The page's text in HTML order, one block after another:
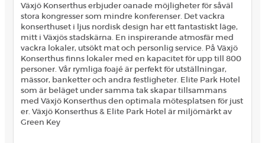
Växjö Konserthus erbjuder oanade möjligheter för såväl
stora kongresser som mindre konferenser. Det vackra
konserthuset i ljus nordisk design har ett fantastiskt läge,
mitt i Växjös stadskärna. En inspirerande atmosfär med
vackra lokaler, utsökt mat och personlig service. På Växjö
Konserthus finns lokaler med en kapacitet för upp till 800
personer. Vår rymliga foajé är perfekt för utställningar,
mässor, banketter och andra festligheter. Elite Park Hotel
som är beläget under samma tak skapar tillsammans
med Växjö Konserthus den optimala mötesplatsen för just
er. Växjö Konserthus & Elite Park Hotel är miljömärkt av
Green Key